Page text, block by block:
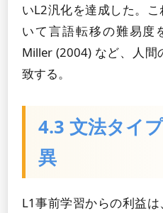
いL2汎化を達成した。
いて言語転移の難易度
Miller (2004) など、人
致する。
4.3 文法タイ
異
L1事前学習からの利益